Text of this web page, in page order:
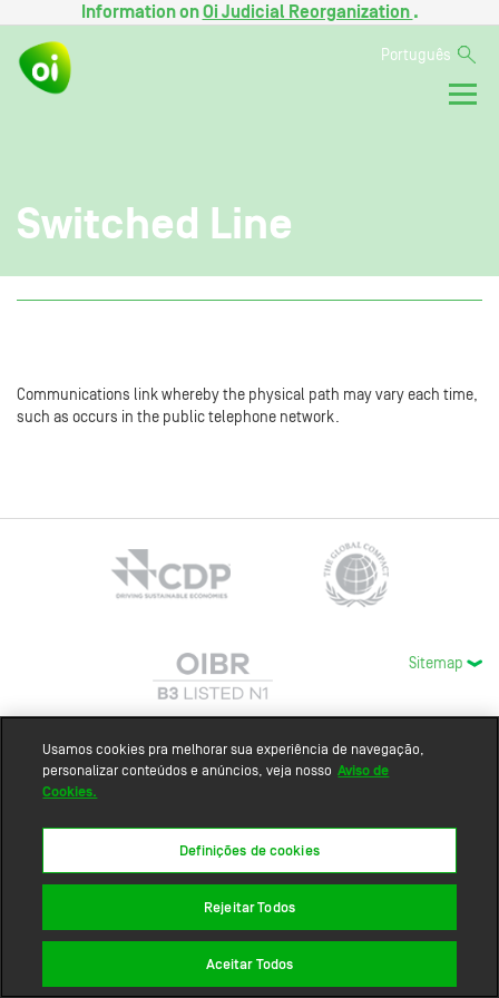
Information onOi Judicial Reorganization .
Português
Switched Line
Communications link whereby the physical path may vary each time,
such as occurs in the public telephone network.
Sitemap
Usamos cookies pra melhorar sua experiência de navegação,
personalizar conteúdos e anúncios, veja nosso Aviso de
Cookies.
Definições de cookies
Rejeitar Todos
Aceitar Todos